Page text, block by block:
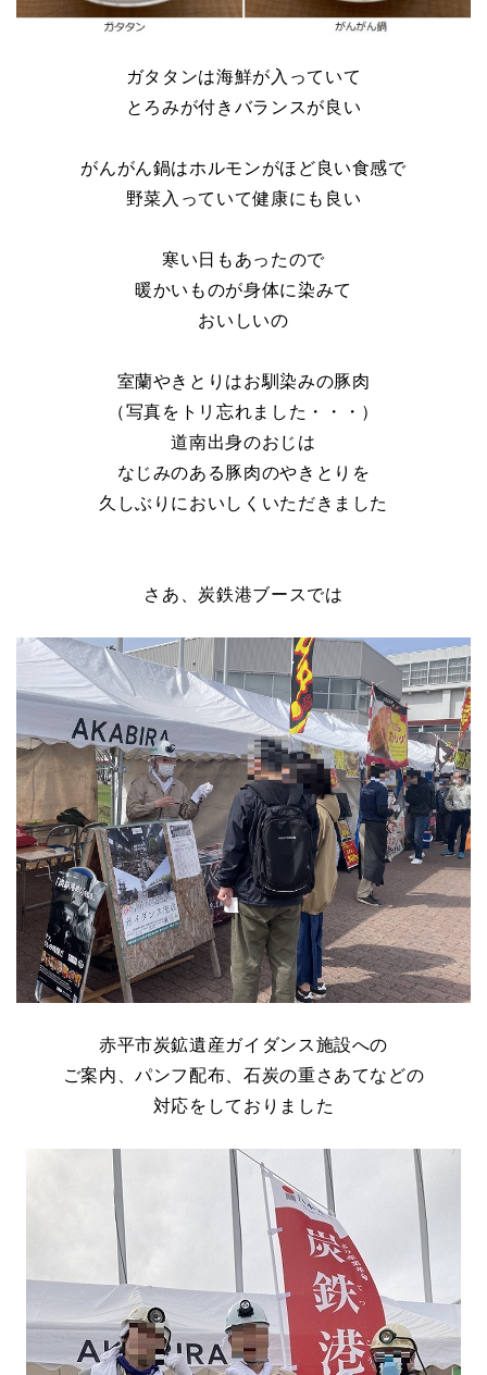
ガタタンは海鮮が入っていて
とろみが付きバランスが良い
がんがん鍋はホルモンがほど良い食感で
野菜入っていて健康にも良い
寒い日もあったので
暖かいものが身体に染みて
おいしいの
室蘭やきとりはお馴染みの豚肉
（写真をトリ忘れました・・・）
道南出身のおじは
なじみのある豚肉のやきとりを
久しぶりにおいしくいただきました
さあ、炭鉄港ブースでは
赤平市炭鉱遺産ガイダンス施設への
ご案内、パンフ配布、石炭の重さあてなどの
対応をしておりました